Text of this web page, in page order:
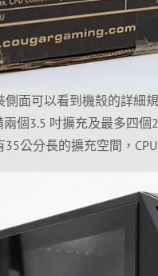
面可以看到機殼的詳細
個3.5 吋擴充及最多四
公分長的擴充空間，